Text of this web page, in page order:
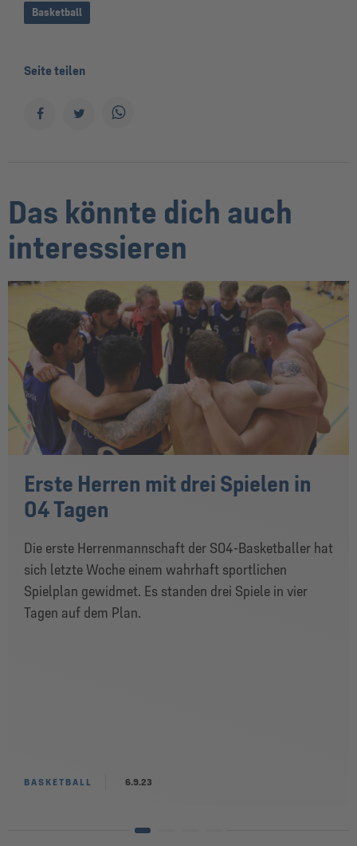
Basketball
Seite teilen
Das könnte dich auch
interessieren
Erste Herren mit drei Spielen in
04 Tagen
Die erste Herrenmannschaft der S04-Basketballer hat
sich letzte Woche einem wahrhaft sportlichen
Spielplan gewidmet. Es standen drei Spiele in vier
Tagen auf dem Plan.
BASKETBALL 6.9.23